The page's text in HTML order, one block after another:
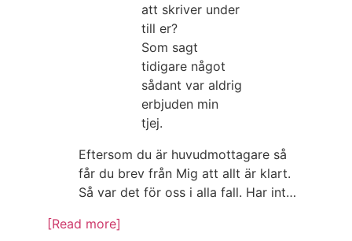
att skriver under
till er?
Som sagt
tidigare något
sådant var aldrig
erbjuden min
tjej.
Eftersom du är huvudmottagare så
får du brev från Mig att allt är klart.
Så var det för oss i alla fall. Har int…
[Read more]